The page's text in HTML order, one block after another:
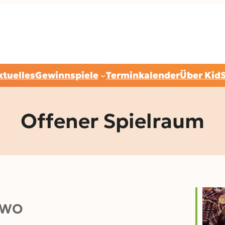
Gewinnspiele TerminkalenderÜber
Offener Spielraum